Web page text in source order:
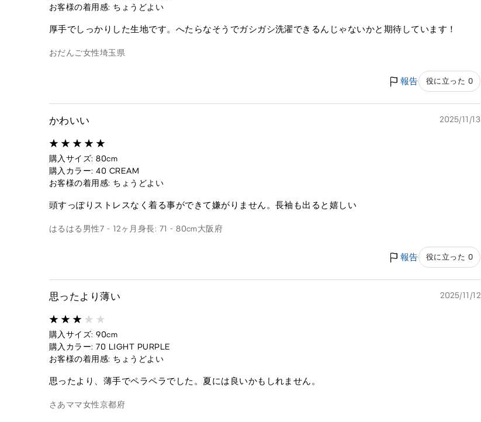
お客様の着用感: ちょうどよい
厚手でしっかりした生地です。へたらなそうでガシガシ洗濯できるんじゃないかと期待しています！
おだんご女性埼玉県
報告 役に立った 0
かわいい 2025/11/13
購入サイズ: 80cm
購入カラー: 40 CREAM
お客様の着用感: ちょうどよい
頭すっぽりストレスなく着る事ができて嫌がりません。長袖も出ると嬉しい
はるはる 男性7 - 12ヶ月 身長: 71 - 80cm大阪府
報告 役に立った 0
思ったより薄い 2025/11/12
購入サイズ: 90cm
購入カラー: 70 LIGHT PURPLE
お客様の着用感: ちょうどよい
思ったより、薄手でペラペラでした。夏には良いかもしれません。
さあママ女性京都府